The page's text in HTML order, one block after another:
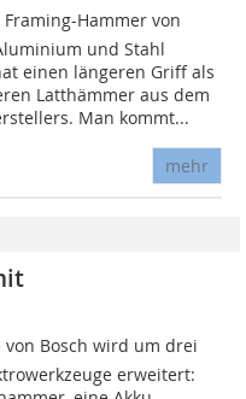
Framing-Hammer von
und Stahl
einen längeren Griff als
Latthämmer aus dem
Man kommt...
mehr
von Bosch wird um drei
erweitert: